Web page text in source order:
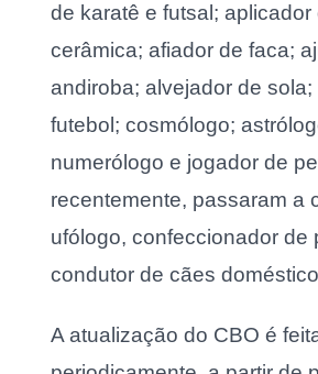
de karatê e futsal;
cerâmica; afiador de faca;
andiroba; alvejador de
futebol; cosmólogo;
numerólogo e jogador de
recentemente, passaram a
ufólogo, confeccionador de
condutor de cães
A atualização do CBO é